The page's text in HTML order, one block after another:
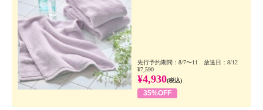
先行予約期間：8/7〜11 放送日：8/12
¥7,590
¥4,930(税込)
35%OFF